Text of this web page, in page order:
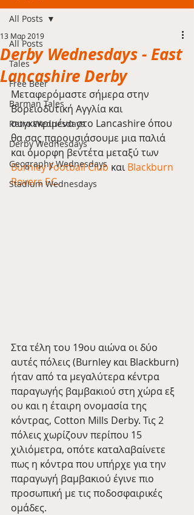
All Posts
Tales
Free Beer
Barman Tales
Retro Wednesdays
Derby Wednesdays
Geography Wednesdays
Stadium Wednesdays
All Posts
Derby Wednesdays - East
Lancashire Derby
13 Μαρ 2019
Μεταφερόμαστε σήμερα στην
Βορειοδυτική Αγγλία και
συγκεκριμένα στο Lancashire όπου
θα σας παρουσιάσουμε μια παλιά
και όμορφη βεντέτα μεταξύ των
Burnley Football Club και Blackburn
Rovers F.C.
Στα τέλη του 19ου αιώνα οι δύο
αυτές πόλεις (Burnley και Blackburn)
ήταν από τα μεγαλύτερα κέντρα
παραγωγής βαμβακιού στη χώρα εξ
ου και η έταιρη ονομασία της
κόντρας, Cotton Mills Derby. Τις 2
πόλεις χωρίζουν περίπου 15
χιλιόμετρα, οπότε καταλαβαίνετε
πως η κόντρα που υπήρχε για την
παραγωγή βαμβακιού έγινε πιο
προσωπική με τις ποδοσφαιρικές
ομάδες.